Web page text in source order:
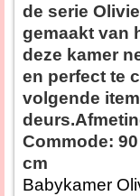
de serie
gemaakt van
deze kamer
en perfect te
volgende
Commode:
cm
Babykamer